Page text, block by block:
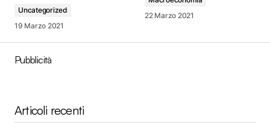
Uncategorized
19 Marzo 2021
22 Marzo 2021
Pubblicità
Articoli recenti